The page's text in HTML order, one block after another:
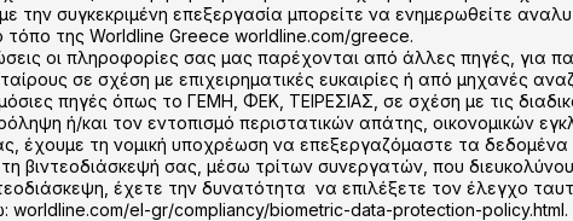
την συγκεκριμένη επεξεργασία μπορείτε να ενημερωθείτε
τόπο της Worldline Greece worldline.com/greece.
οι πληροφορίες σας μας παρέχονται από άλλες πηγές, για
σε σχέση με επιχειρηματικές ευκαιρίες ή από μηχανές
πηγές όπως το ΓΕΜΗ, ΦΕΚ, ΤΕΙΡΕΣΙΑΣ, σε σχέση με τις
ή/και τον εντοπισμό περιστατικών απάτης, οικονομικών
έχουμε τη νομική υποχρέωση να επεξεργαζόμαστε τα
βιντεοδιάσκεψή σας, μέσω τρίτων συνεργατών, που
έχετε την δυνατότητα να επιλέξετε τον έλεγχο
worldline.com/el-gr/compliancy/biometric-data-protection-policy.html.